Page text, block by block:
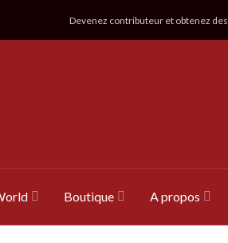
Devenez contributeur et obtenez
Boutique A propos